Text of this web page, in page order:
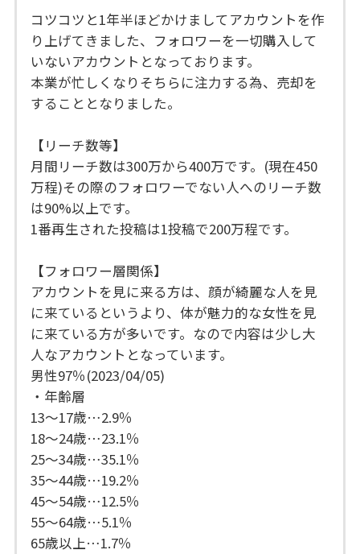
コツコツと1年半ほどかけましてアカウントを作
り上げてきました、フォロワーを一切購入して
いないアカウントとなっております。
本業が忙しくなりそちらに注力する為、売却を
することとなりました。
【リーチ数等】
月間リーチ数は300万から400万です。(現在450
万程)その際のフォロワーでない人へのリーチ数
は90%以上です。
1番再生された投稿は1投稿で200万程です。
【フォロワー層関係】
アカウントを見に来る方は、顔が綺麗な人を見
に来ているというより、体が魅力的な女性を見
に来ている方が多いです。なので内容は少し大
人なアカウントとなっています。
男性97％(2023/04/05)
・年齢層
13～17歳…2.9％
18～24歳…23.1％
25～34歳…35.1％
35～44歳…19.2％
45～54歳…12.5％
55～64歳…5.1％
65歳以上…1.7％